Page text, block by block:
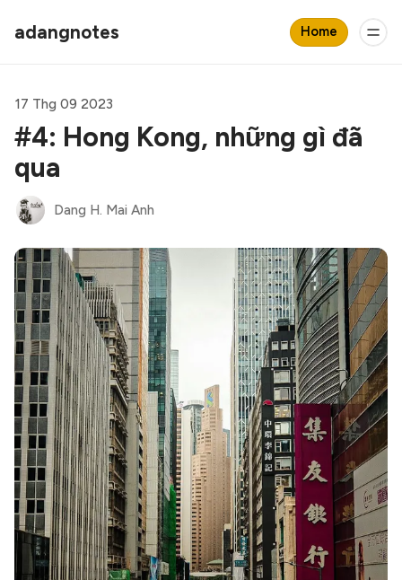
adangnotes Home
17 Thg 09 2023
#4: Hong Kong, những gì đã
qua
Dang H. Mai Anh